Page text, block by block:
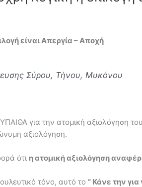
είναι Απεργία – Αποχή
Σύρου, Τήνου, Μυκόνου
για την ατομική αξιολόγηση
αξιολόγηση.
ότι η ατομική αξιολόγηση
τόνο, αυτό το ” Κάνε την